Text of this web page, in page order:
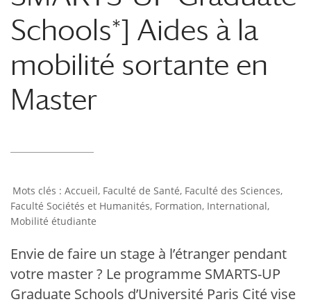
Schools*] Aides à la
mobilité sortante en
Master
Accueil, Faculté de Santé, Faculté des Sciences,
Faculté Sociétés et Humanités, Formation, International,
Mobilité étudiante
Envie de faire un stage à l’étranger pendant
votre master ? Le programme SMARTS-UP
Graduate Schools d’Université Paris Cité vise